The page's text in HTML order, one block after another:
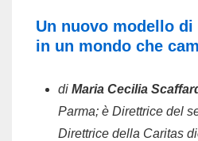
Un nuovo modello
in un mondo che
di Maria Cecilia
Parma; è Direttrice del
Direttrice della Caritas